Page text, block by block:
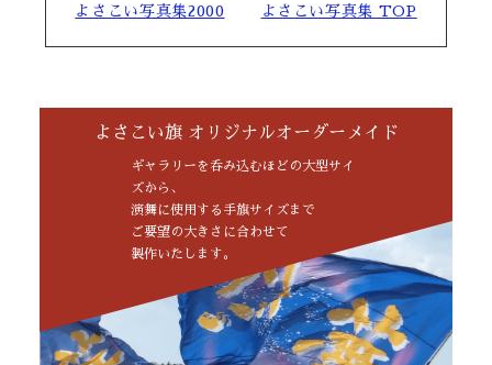
よさこい写真集2000 よさこい写真集 TOP
よさこい旗 オリジナルオーダーメイド
ギャラリーを呑み込むほどの大型サイ
ズから、
演舞に使用する手旗サイズまで
ご要望の大きさに合わせて
製作いたします。